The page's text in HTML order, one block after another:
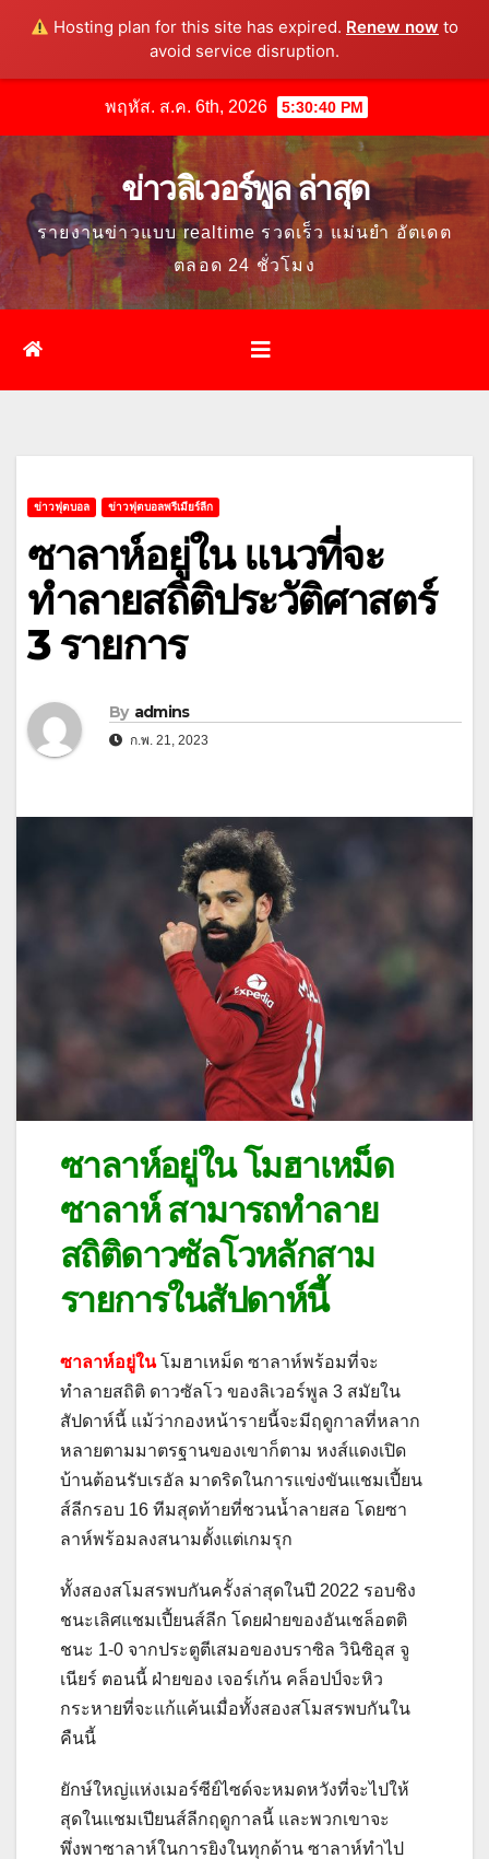
Hosting plan for this site has expired. Renew now to
avoid service disruption.
content
พฤหัส. ส.ค. 6th, 2026 5:30:41 PM
ข่าวลิเวอร์พูล ล่าสุด
รายงานข่าวแบบ realtime รวดเร็ว แม่นยำ อัตเดต
ตลอด 24 ชั่วโมง
ข่าวฟุตบอล ข่าวฟุตบอลพรีเมียร์ลีก
ซาลาห์อยู่ใน แนวที่จะ
ทำลายสถิติประวัติศาสตร์
3 รายการ
By admins
ก.พ. 21, 2023
ซาลาห์อยู่ใน โมฮาเหม็ด
ซาลาห์ สามารถทำลาย
สถิติดาวซัลโวหลักสาม
รายการในสัปดาห์นี้
ซาลาห์อยู่ในโมฮาเหม็ด ซาลาห์พร้อมที่จะ
ทำลายสถิติ ดาวซัลโว ของลิเวอร์พูล 3 สมัยใน
สัปดาห์นี้ แม้ว่ากองหน้ารายนี้จะมีฤดูกาลที่หลาก
หลายตามมาตรฐานของเขาก็ตาม หงส์แดงเปิด
บ้านต้อนรับเรอัล มาดริดในการแข่งขันแชมเปี้ยน
ส์ลีกรอบ 16 ทีมสุดท้ายที่ชวนน้ำลายสอ โดยซา
ลาห์พร้อมลงสนามตั้งแต่เกมรุก
ทั้งสองสโมสรพบกันครั้งล่าสุดในปี 2022 รอบชิง
ชนะเลิศแชมเปี้ยนส์ลีก โดยฝ่ายของอันเชล็อตติ
ชนะ 1-0 จากประตูตีเสมอของบราซิล วินิซิอุส จู
เนียร์ ตอนนี้ ฝ่ายของ เจอร์เก้น คล็อปป์จะหิว
กระหายที่จะแก้แค้นเมื่อทั้งสองสโมสรพบกันใน
คืนนี้
ยักษ์ใหญ่แห่งเมอร์ซีย์ไซด์จะหมดหวังที่จะไปให้
สุดในแชมเปียนส์ลีกฤดูกาลนี้ และพวกเขาจะ
พึ่งพาซาลาห์ในการยิงในทุกด้าน ซาลาห์ทำไป